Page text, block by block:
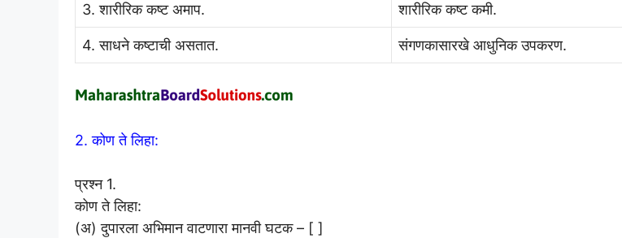
3. शारीरिक कष्ट अमाप. शारीरिक कष्ट कमी.
4. साधने कष्टाची असतात. संगणकासारखे आधुनिक उपकरण.
2. कोण ते लिहा:
प्रश्न 1.
कोण ते लिहा:
(अ) दुपारला अभिमान वाटणारा मानवी घटक – [ ]